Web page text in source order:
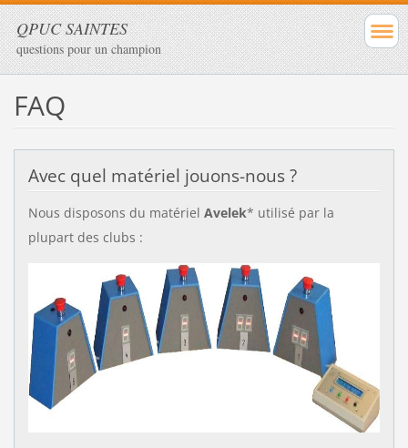
QPUC SAINTES
questions pour un champion
FAQ
Avec quel matériel jouons-nous ?
Nous disposons du matériel Avelek* utilisé par la
plupart des clubs :